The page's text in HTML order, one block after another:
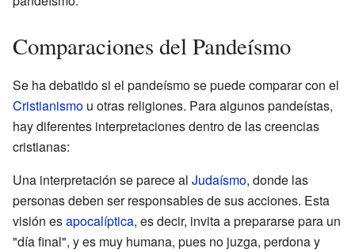
Comparaciones del Pandeísmo
Se ha debatido si el pandeísmo se puede comparar con el
Cristianismo u otras religiones. Para algunos pandeístas,
hay diferentes interpretaciones dentro de las creencias
cristianas:
Una interpretación se parece al Judaísmo, donde las
personas deben ser responsables de sus acciones. Esta
visión esapocalíptica, es decir, invita a prepararse para un
"día final", y es muy humana, pues no juzga, perdona y